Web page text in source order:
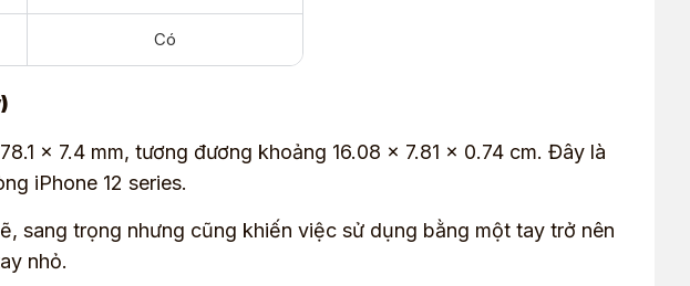
Có
x 7.4 mm, tương đương khoảng 16.08 x 7.81 x 0.74 cm. Đây là
iPhone 12 series.
sang trọng nhưng cũng khiến việc sử dụng bằng một tay trở nên
nhỏ.